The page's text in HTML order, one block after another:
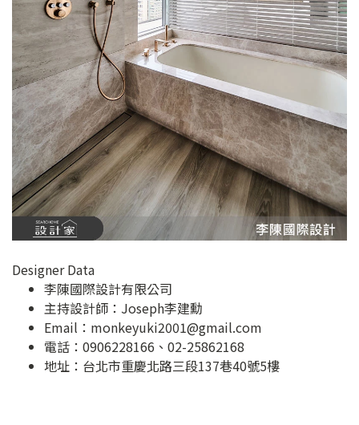
Designer Data
李陳國際設計有限公司
主持設計師：Joseph李建勳
Email： monkeyuki2001@gmail.com
電話：0906228166、02-25862168
地址： 台北市重慶北路三段137巷40號5樓